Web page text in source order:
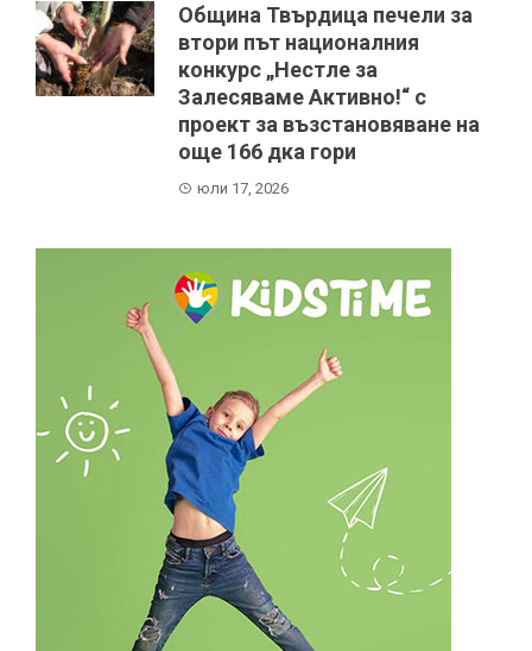
Община Твърдица печели за
втори път националния
конкурс „Нестле за
Залесяваме Активно!“ с
проект за възстановяване на
още 166 дка гори
юли 17, 2026